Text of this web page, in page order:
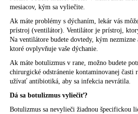
mesiacov, kým sa vyliečite.
Ak máte problémy s dýchaním, lekár vás
prístroj (ventilátor). Ventilátor je prístroj,
Na ventilátore budete dovtedy, kým nezmizne
ktoré ovplyvňuje vaše dýchanie.
Ak máte botulizmus v rane, možno budete
chirurgické odstránenie kontaminovanej časti
užívať antibiotiká, aby sa infekcia nevrátila.
Dá sa botulizmus vyliečiť?
Botulizmus sa nevylieči žiadnou špecifickou